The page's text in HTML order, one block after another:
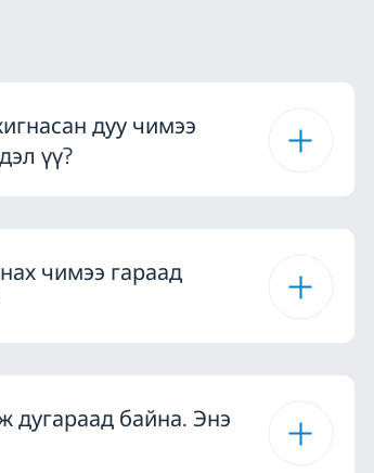
дуу чимээ
үү?
чимээ гараад
дугараад байна. Энэ